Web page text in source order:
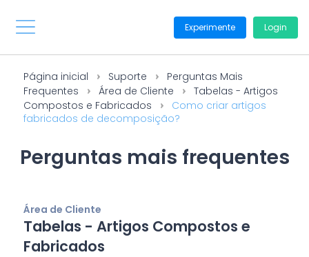
Experimente Login
Página inicial Suporte
Perguntas Mais
Frequentes
Área de Cliente
Tabelas - Artigos
Compostos e Fabricados
Como criar artigos
fabricados de decomposição?
Perguntas mais frequentes
Área de Cliente
Tabelas - Artigos Compostos e
Fabricados